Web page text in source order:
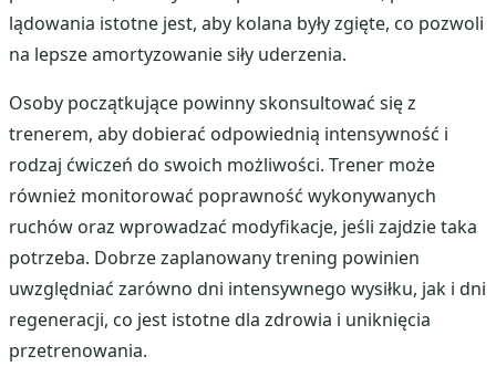
lądowania istotne jest, aby kolana były zgięte, co pozwoli
na lepsze amortyzowanie siły uderzenia.
Osoby początkujące powinny skonsultować się z
trenerem, aby dobierać odpowiednią intensywność i
rodzaj ćwiczeń do swoich możliwości. Trener może
również monitorować poprawność wykonywanych
ruchów oraz wprowadzać modyfikacje, jeśli zajdzie taka
potrzeba. Dobrze zaplanowany trening powinien
uwzględniać zarówno dni intensywnego wysiłku, jak i dni
regeneracji, co jest istotne dla zdrowia i uniknięcia
przetrenowania.